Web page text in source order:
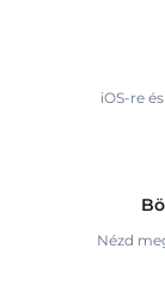
iOS-re
Nézd